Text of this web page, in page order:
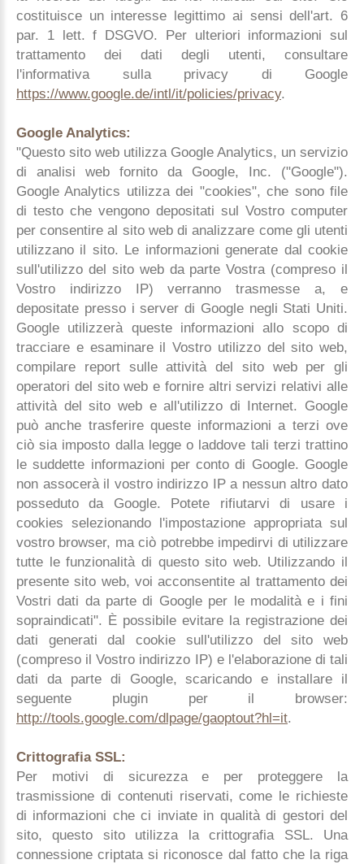
costituisce un interesse legittimo ai sensi dell'art. 6
par. 1 lett. f DSGVO. Per ulteriori informazioni sul
trattamento dei dati degli utenti, consultare
l'informativa sulla privacy di Google
https://www.google.de/intl/it/policies/privacy.
Google Analytics:
"Questo sito web utilizza Google Analytics, un servizio
di analisi web fornito da Google, Inc. ("Google").
Google Analytics utilizza dei "cookies", che sono file
di testo che vengono depositati sul Vostro computer
per consentire al sito web di analizzare come gli utenti
utilizzano il sito. Le informazioni generate dal cookie
sull'utilizzo del sito web da parte Vostra (compreso il
Vostro indirizzo IP) verranno trasmesse a, e
depositate presso i server di Google negli Stati Uniti.
Google utilizzerà queste informazioni allo scopo di
tracciare e esaminare il Vostro utilizzo del sito web,
compilare report sulle attività del sito web per gli
operatori del sito web e fornire altri servizi relativi alle
attività del sito web e all'utilizzo di Internet. Google
può anche trasferire queste informazioni a terzi ove
ciò sia imposto dalla legge o laddove tali terzi trattino
le suddette informazioni per conto di Google. Google
non assocerà il vostro indirizzo IP a nessun altro dato
posseduto da Google. Potete rifiutarvi di usare i
cookies selezionando l'impostazione appropriata sul
vostro browser, ma ciò potrebbe impedirvi di utilizzare
tutte le funzionalità di questo sito web. Utilizzando il
presente sito web, voi acconsentite al trattamento dei
Vostri dati da parte di Google per le modalità e i fini
sopraindicati". È possibile evitare la registrazione dei
dati generati dal cookie sull'utilizzo del sito web
(compreso il Vostro indirizzo IP) e l'elaborazione di tali
dati da parte di Google, scaricando e installare il
seguente plugin per il browser:
http://tools.google.com/dlpage/gaoptout?hl=it.
Crittografia SSL:
Per motivi di sicurezza e per proteggere la
trasmissione di contenuti riservati, come le richieste
di informazioni che ci inviate in qualità di gestori del
sito, questo sito utilizza la crittografia SSL. Una
connessione criptata si riconosce dal fatto che la riga